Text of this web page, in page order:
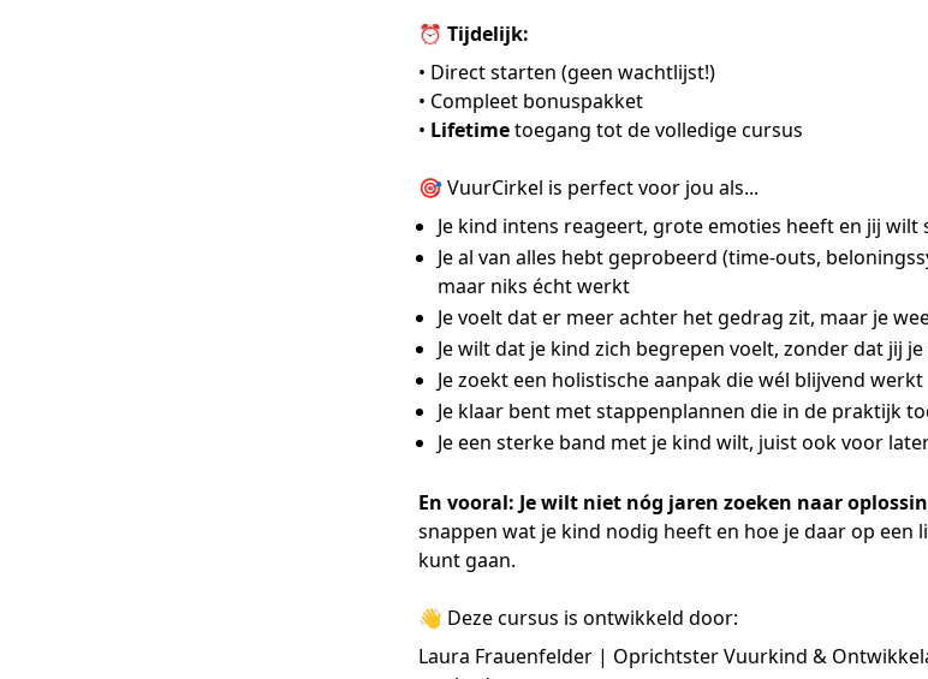
⏰ Tijdelijk:
• Direct starten (geen wachtlijst!)
• Compleet bonuspakket
• Lifetimetoegang tot de volledige cursus
🎯 VuurCirkel is perfect voor jou als...
Je kind intens reageert, grote emoties heeft en jij wilt
Je al van alles hebt geprobeerd (time-outs,
maar niks écht werkt
Je voelt dat er meer achter het gedrag zit, maar je
Je wilt dat je kind zich begrepen voelt, zonder dat jij
Je zoekt een holistische aanpak die wél blijvend werkt
Je klaar bent met stappenplannen die in de praktijk
Je een sterke band met je kind wilt, juist ook voor
En vooral: Je wilt niet nóg jaren zoeken naar
snappen wat je kind nodig heeft en hoe je daar op een
kunt gaan.
👋 Deze cursus is ontwikkeld door:
Laura Frauenfelder | Oprichtster Vuurkind &